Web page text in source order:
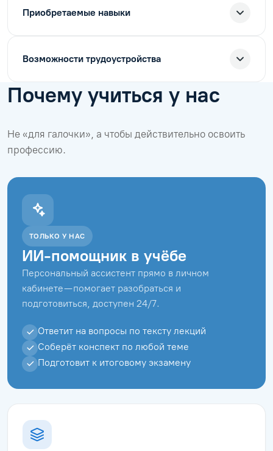
Приобретаемые навыки
Возможности трудоустройства
Почему учиться у нас
Не «для галочки», а чтобы действительно освоить
профессию.
ТОЛЬКО У НАС
ИИ-помощник в учёбе
Персональный ассистент прямо в личном
кабинете — помогает разобраться и
подготовиться, доступен 24/7.
Ответит на вопросы по тексту лекций
Соберёт конспект по любой теме
Подготовит к итоговому экзамену